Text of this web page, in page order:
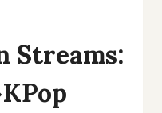
Streams: